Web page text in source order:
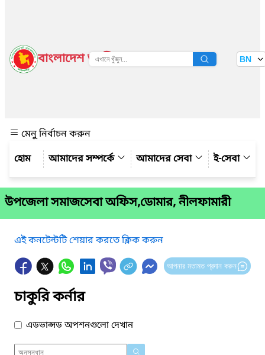
বাংলাদেশ জাতীয় তথ্য বাতায়ন BN
মেনু নির্বাচন করুন
আমাদের সম্পর্কে
আমাদের সেবা ই-সেবা
উপজেলা সমাজসেবা অফিস,ডোমার, নীলফামারী
এই কনটেন্টটি শেয়ার করতে ক্লিক করুন
আপনার মতামত প্রদান করুন
চাকুরি কর্নার
এডভান্সড অপশনগুলো দেখান